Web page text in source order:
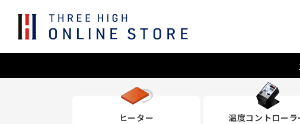
ヒーター 温度コントローラ